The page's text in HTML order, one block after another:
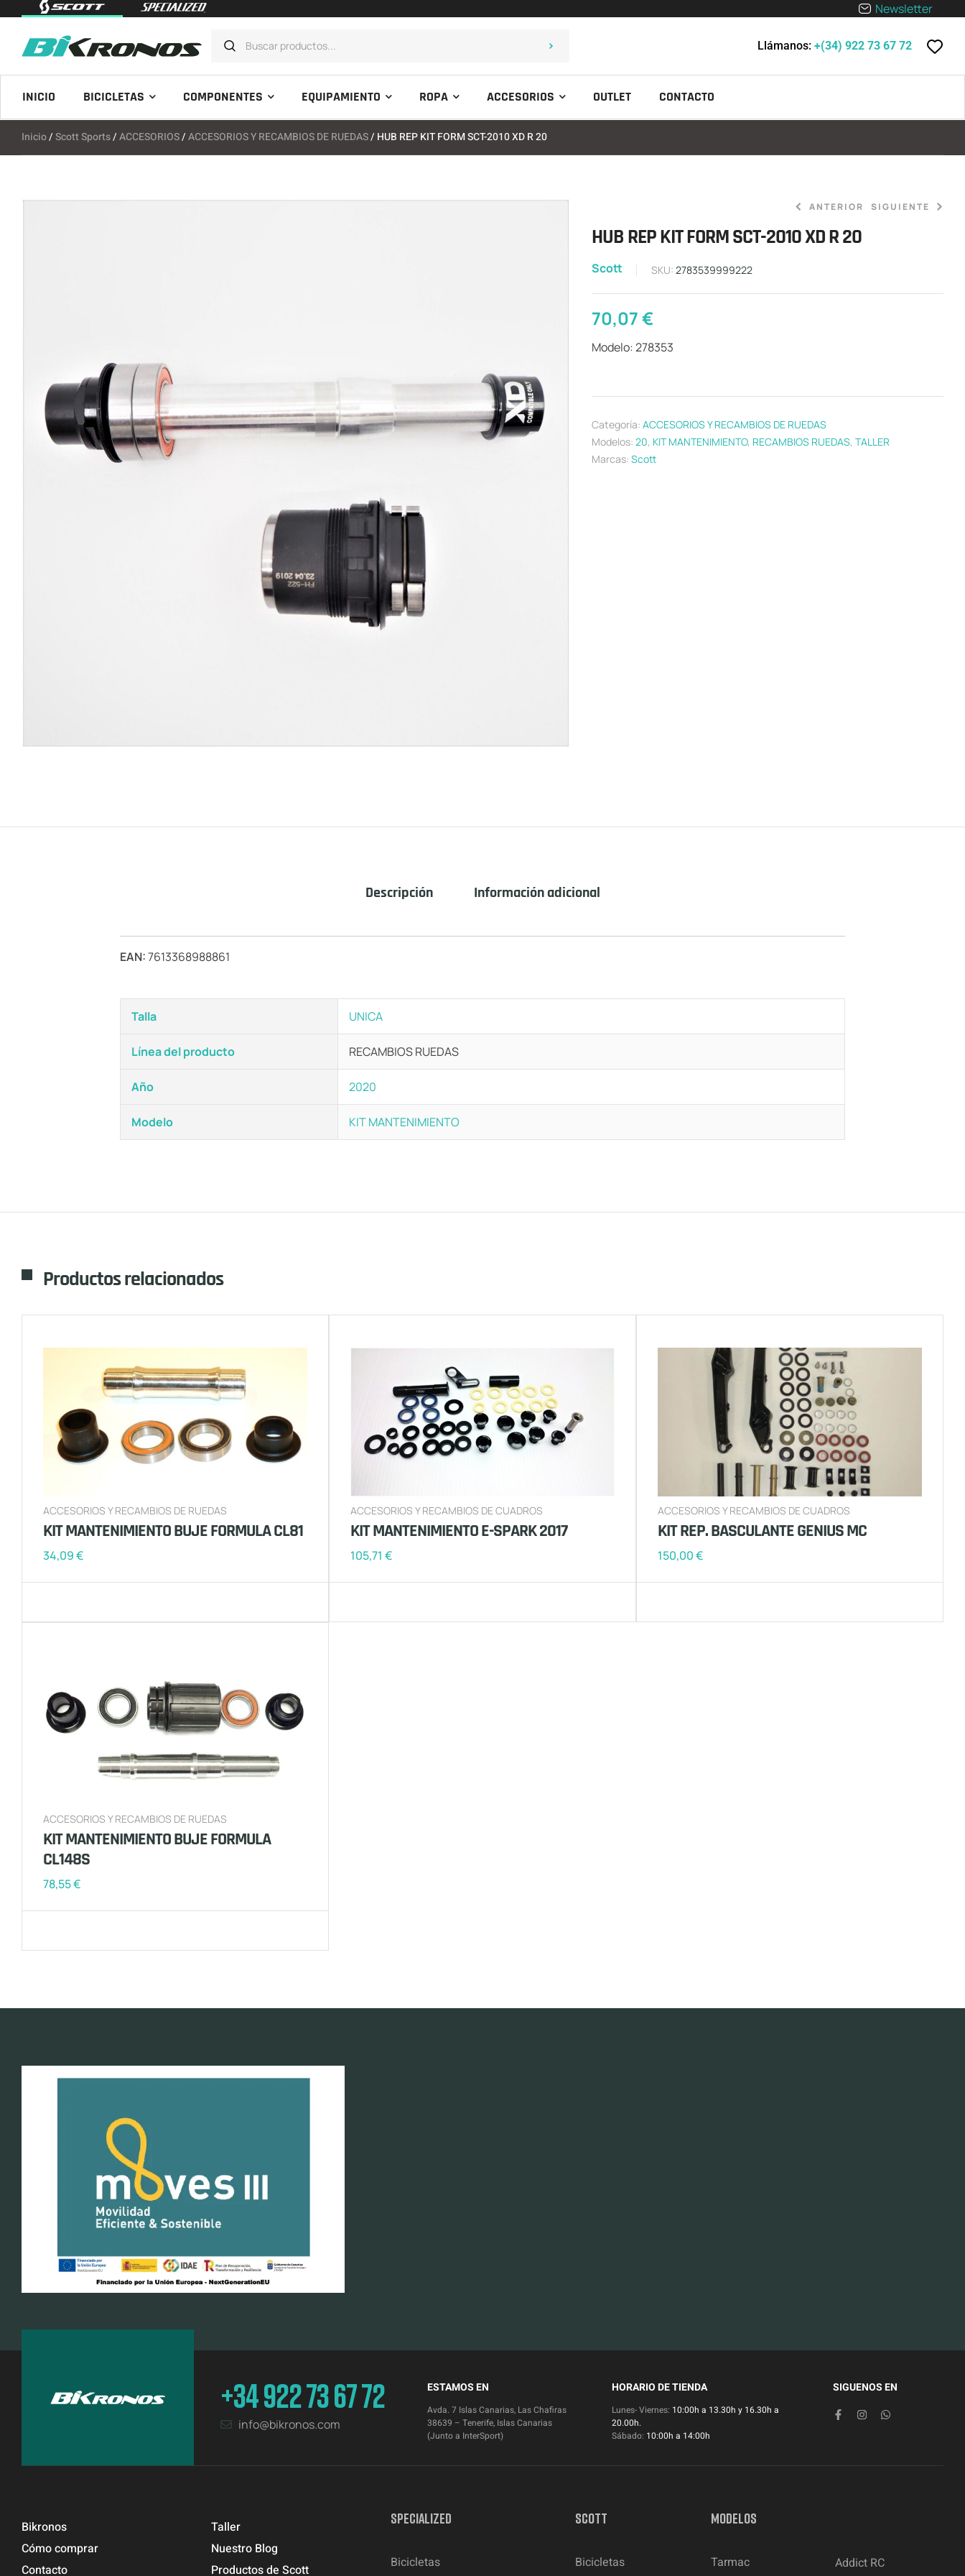
Newsletter
Llámanos: +(34) 922 73 67 72
INICIO BICICLETAS COMPONENTES EQUIPAMIENTO ROPA ACCESORIOS OUTLET CONTACTO
Inicio/Scott Sports/ACCESORIOS/ACCESORIOS Y RECAMBIOS DE RUEDAS/ HUB REP KIT FORM SCT-2010 XD R 20
ANTERIOR SIGUIENTE
HUB REP KIT FORM SCT-2010 XD R 20
Scott SKU: 2783539999222
70,07€
Modelo: 278353
Categoría: ACCESORIOS Y RECAMBIOS DE RUEDAS
Modelos: 20, KIT MANTENIMIENTO, RECAMBIOS RUEDAS, TALLER
Marcas: Scott
Descripción Información adicional
EAN:7613368988861
Talla UNICA
Línea del producto RECAMBIOS RUEDAS
Año 2020
Modelo KIT MANTENIMIENTO
Productos relacionados
ACCESORIOS Y RECAMBIOS DE RUEDAS
KIT MANTENIMIENTO BUJE FORMULA CL81
34,09€
ACCESORIOS Y RECAMBIOS DE CUADROS
KIT MANTENIMIENTO E-SPARK 2017
105,71 €
ACCESORIOS Y RECAMBIOS DE CUADROS
KIT REP. BASCULANTE GENIUS MC
150,00€
ACCESORIOS Y RECAMBIOS DE RUEDAS
KIT MANTENIMIENTO BUJE FORMULA
CL148S
78,55€
+34 922 73 67 72
info@bikronos.com
ESTAMOS EN
Avda. 7 Islas Canarias, Las Chafiras
38639 – Tenerife, Islas Canarias
(Junto a InterSport)
HORARIO DE TIENDA
Lunes- Viernes: 10:00h a 13.30h y 16.30h a
20.00h.
Sábado: 10:00h a 14:00h
SIGUENOS EN
Bikronos
Cómo comprar
Contacto
Taller
Nuestro Blog
Productos de Scott
SPECIALIZED
Bicicletas
SCOTT
Bicicletas
MODELOS
Tarmac
Addict RC